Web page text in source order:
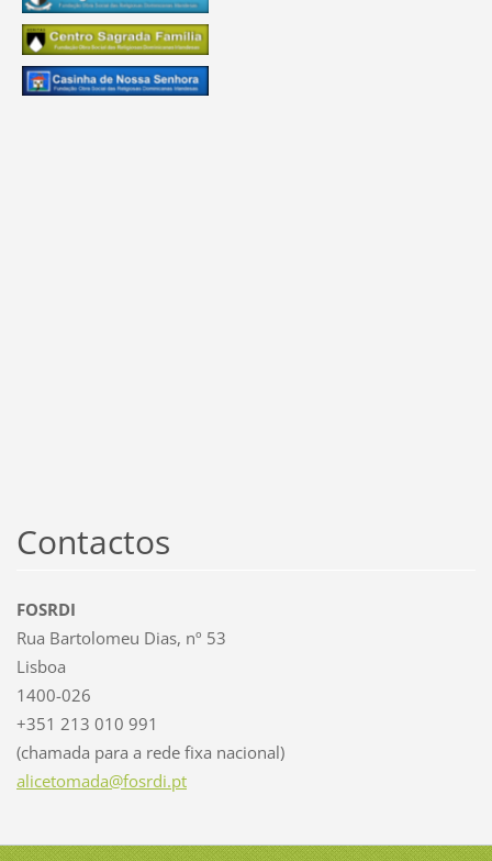
Contactos
FOSRDI
Rua Bartolomeu Dias, nº 53
Lisboa
1400-026
+351 213 010 991
(chamada para a rede fixa nacional)
alicetomada@fosrdi.pt